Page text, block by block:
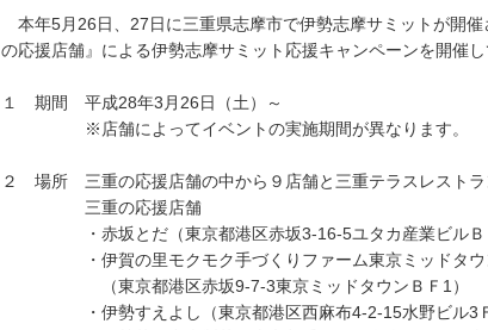
本年5月26日、27日に三重県志摩市で伊勢志摩サミットが開
の応援店舗』による伊勢志摩サミット応援キャンペーンを開催し
１ 期間 平成28年3月26日（土）～
※店舗によってイベントの実施期間が異なります。
２ 場所 三重の応援店舗の中から９店舗と三重テラスレストラ
三重の応援店舗
・赤坂とだ（東京都港区赤坂3-16-5ユタカ産業ビルＢ
・伊賀の里モクモク手づくりファーム東京ミッドタウ
（東京都港区赤坂9-7-3東京ミッドタウンＢＦ1）
・伊勢すえよし（東京都港区西麻布4-2-15水野ビル3Ｆ